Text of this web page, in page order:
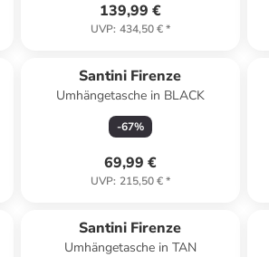
139,99 €
UVP: 434,50 €*
Santini Firenze
Umhängetasche in BLACK
-67%
69,99 €
UVP: 215,50 €*
Santini Firenze
Umhängetasche in TAN